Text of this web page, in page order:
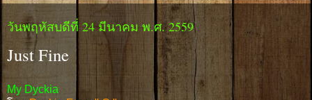
วันพฤหัสบดีที่ 24 มีนาคม พ.ศ. 2559
Just Fine
My Dyckia